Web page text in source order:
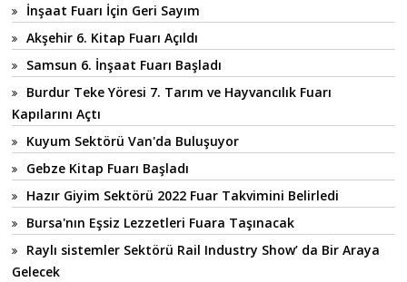
İnşaat Fuarı İçin Geri Sayım
Akşehir 6. Kitap Fuarı Açıldı
Samsun 6. İnşaat Fuarı Başladı
Burdur Teke Yöresi 7. Tarım ve Hayvancılık Fuarı
Kapılarını Açtı
Kuyum Sektörü Van'da Buluşuyor
Gebze Kitap Fuarı Başladı
Hazır Giyim Sektörü 2022 Fuar Takvimini Belirledi
Bursa'nın Eşsiz Lezzetleri Fuara Taşınacak
Raylı sistemler Sektörü Rail Industry Show’ da Bir Araya
Gelecek